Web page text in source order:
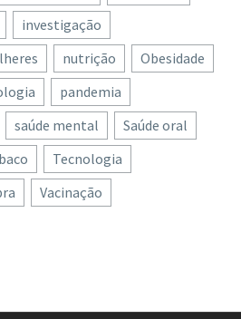
investigação
nutrição
Obesidade
pandemia
saúde mental
Saúde oral
Tecnologia
Vacinação